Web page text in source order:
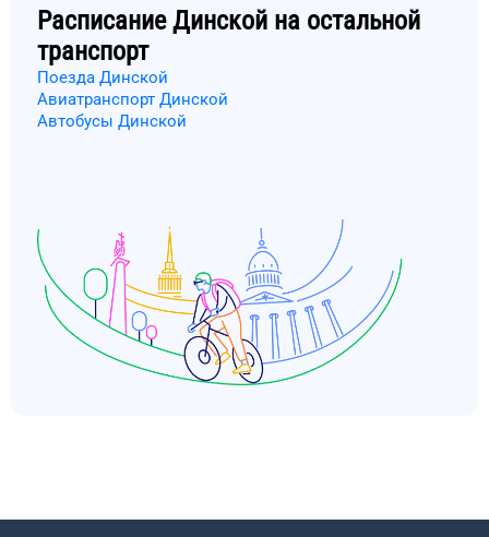
РасписаниеДинской на остальной
транспорт
Поезда Динской
Авиатранспорт Динской
Автобусы Динской